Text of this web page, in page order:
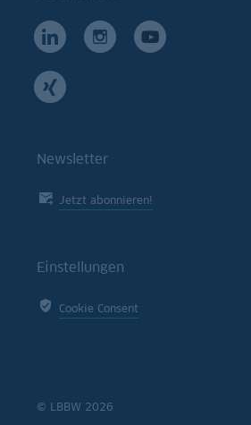
Newsletter
Jetzt abonnieren!
Einstellungen
Cookie Consent
© LBBW 2026